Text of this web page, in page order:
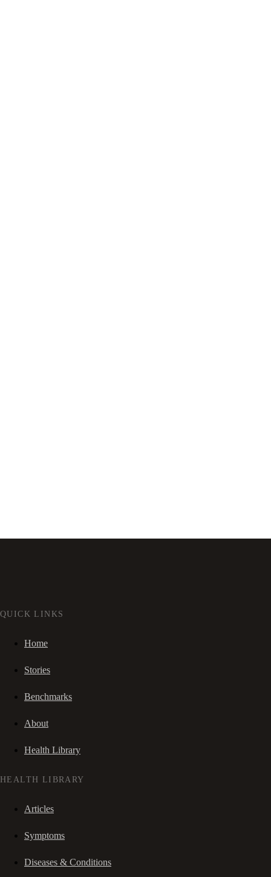
QUICK LINKS
Home
Stories
Benchmarks
About
Health Library
HEALTH LIBRARY
Articles
Symptoms
Diseases & Conditions